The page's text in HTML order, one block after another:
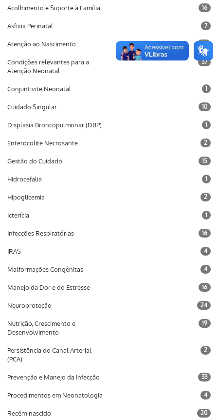
Acolhimento e Suporte à Família 16
Asfixia Perinatal 7
Atenção ao Nascimento 26
Condições relevantes para a
Atenção Neonatal
37
Conjuntivite Neonatal 1
Cuidado Singular 10
Displasia Broncopulmonar (DBP) 1
Enterocolite Necrosante 2
Gestão do Cuidado 15
Hidrocefalia 1
Hipoglicemia 2
Icterícia 1
Infecções Respiratórias 16
IRAS 4
Malformações Congênitas 4
Manejo da Dor e do Estresse 16
Neuroproteção 24
Nutrição, Crescimento e
Desenvolvimento
19
Persistência do Canal Arterial
(PCA)
2
Prevenção e Manejo da Infecção 33
Procedimentos em Neonatologia 4
Recém-nascido 20